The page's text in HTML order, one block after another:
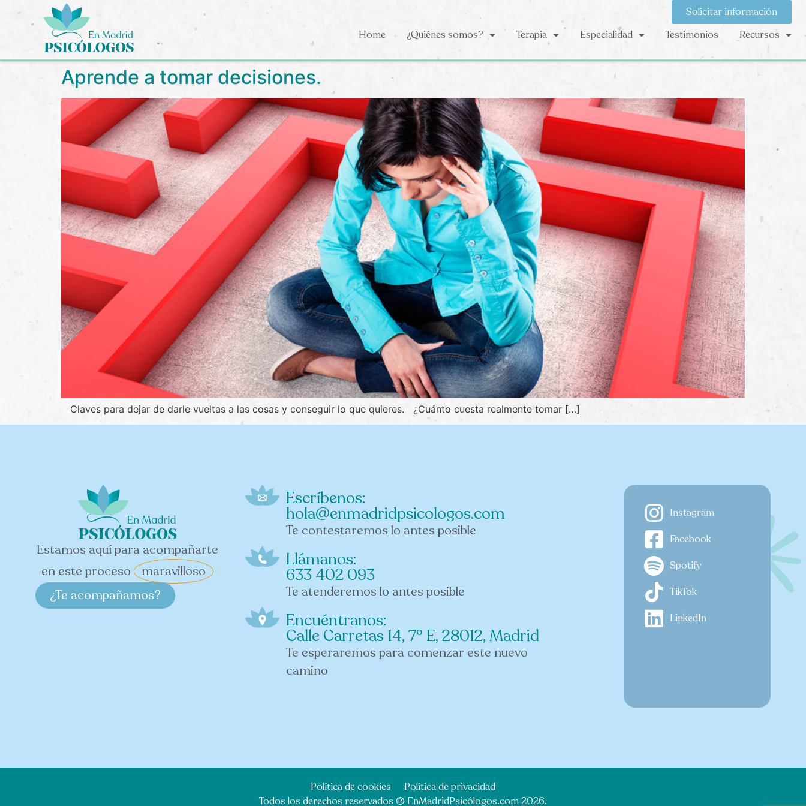
Solicitar información
Home
¿Quiénes somos? Terapia Especialidad Testimonios Recursos
Aprende a tomar decisiones.
Claves para dejar de darle vueltas a las cosas y conseguir lo que quieres. ¿Cuánto cuesta realmente tomar […]
Estamos aquí para acompañarte
en este proceso
maravilloso
¿Te acompañamos?
Escríbenos:
hola@enmadridpsicologos.com
Te contestaremos lo antes posible
Llámanos:
633 402 093
Te atenderemos lo antes posible
Encuéntranos:
Calle Carretas 14, 7° E, 28012, Madrid
Te esperaremos para comenzar este nuevo
camino
Instagram
Facebook
Spotify
TikTok
LinkedIn
Política de cookies
Política de privacidad
Todos los derechos reservados ® EnMadridPsicólogos.com 2026.